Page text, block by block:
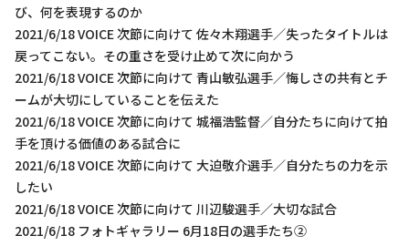
び、何を表現するのか
2021/6/18 VOICE 次節に向けて 佐々木翔選手／失ったタイトルは
戻ってこない。その重さを受け止めて次に向かう
2021/6/18 VOICE 次節に向けて 青山敏弘選手／悔しさの共有とチ
ームが大切にしていることを伝えた
2021/6/18 VOICE 次節に向けて 城福浩監督／自分たちに向けて拍
手を頂ける価値のある試合に
2021/6/18 VOICE 次節に向けて 大迫敬介選手／自分たちの力を示
したい
2021/6/18 VOICE 次節に向けて 川辺駿選手／大切な試合
2021/6/18 フォトギャラリー 6月18日の選手たち②